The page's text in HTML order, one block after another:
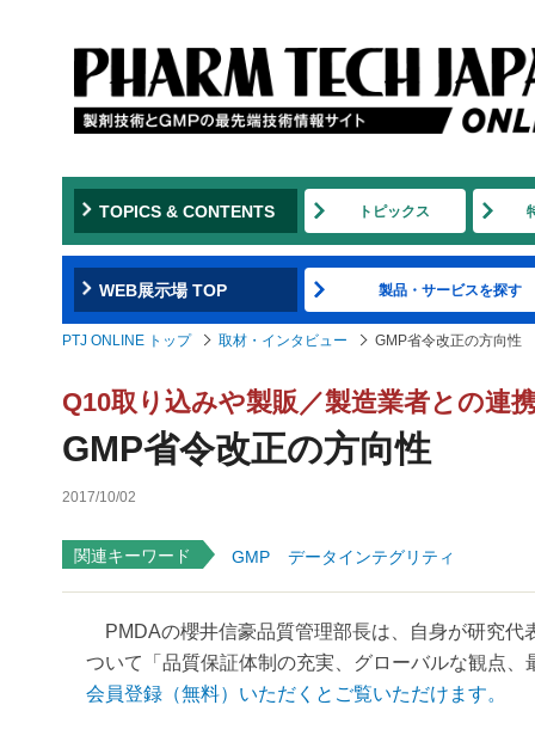
TOPICS & CONTENTS トピックス
WEB展示場 TOP 製品・サービスを探す
PTJ ONLINE トップ 取材・インタビュー GMP省令改正の方向性
Q10取り込みや製販／製造業者との連
GMP省令改正の方向性
2017/10/02
関連キーワード GMP データインテグリティ
PMDAの櫻井信豪品質管理部長は、自身が研究代
ついて「品質保証体制の充実、グローバルな観点
会員登録（無料）いただくとご覧いただけます。